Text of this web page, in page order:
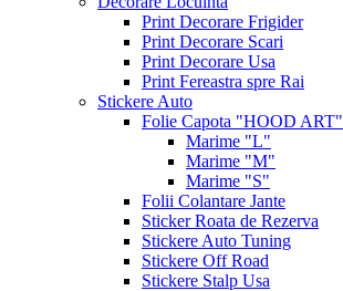
Print Decorare Frigider
Print Decorare Scari
Print Decorare Usa
Print Fereastra spre Rai
Stickere Auto
Folie Capota "HOOD ART"
Marime "L"
Marime "M"
Marime "S"
Folii Colantare Jante
Sticker Roata de Rezerva
Stickere Auto Tuning
Stickere Off Road
Stickere Stalp Usa